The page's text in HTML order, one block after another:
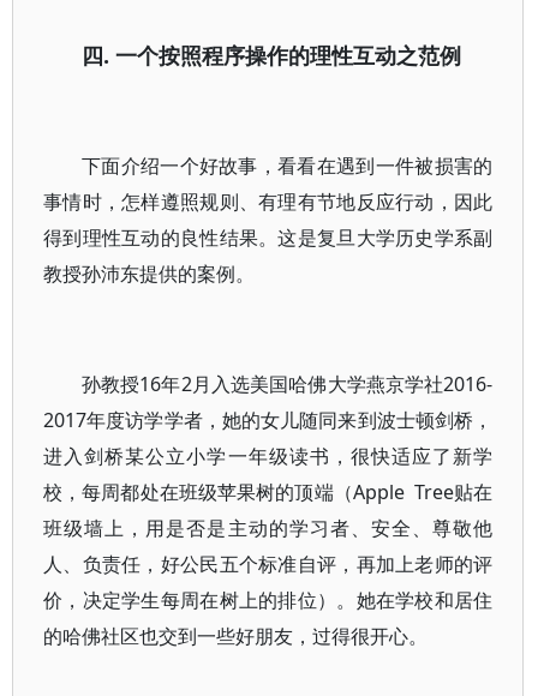
四. 一个按照程序操作的理性互动之范例
下面介绍一个好故事，看看在遇到一件被损害的
事情时，怎样遵照规则、有理有节地反应行动，因此
得到理性互动的良性结果。这是复旦大学历史学系副
教授孙沛东提供的案例。
孙教授16年2月入选美国哈佛大学燕京学社2016-
2017年度访学学者，她的女儿随同来到波士顿剑桥，
进入剑桥某公立小学一年级读书，很快适应了新学
校，每周都处在班级苹果树的顶端（AppleTree贴在
班级墙上，用是否是主动的学习者、安全、尊敬他
人、负责任，好公民五个标准自评，再加上老师的评
价，决定学生每周在树上的排位）。她在学校和居住
的哈佛社区也交到一些好朋友，过得很开心。